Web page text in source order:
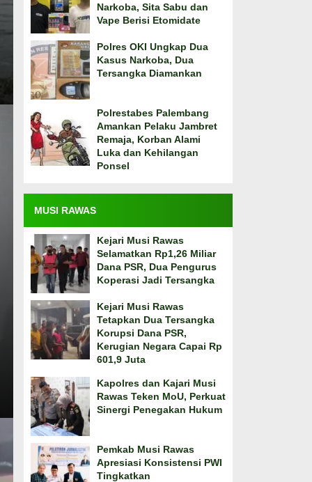
Narkoba, Sita Sabu dan
Vape Berisi Etomidate
Polres OKI Ungkap Dua
Kasus Narkoba, Dua
Tersangka Diamankan
Polrestabes Palembang
Amankan Pelaku Jambret
Remaja, Korban Alami
Luka dan Kehilangan
Ponsel
MUSI RAWAS
Kejari Musi Rawas
Selamatkan Rp1,26 Miliar
Dana PSR, Dua Pengurus
Koperasi Jadi Tersangka
Kejari Musi Rawas
Tetapkan Dua Tersangka
Korupsi Dana PSR,
Kerugian Negara Capai Rp
601,9 Juta
Kapolres dan Kajari Musi
Rawas Teken MoU, Perkuat
Sinergi Penegakan Hukum
Pemkab Musi Rawas
Apresiasi Konsistensi PWI
Tingkatkan